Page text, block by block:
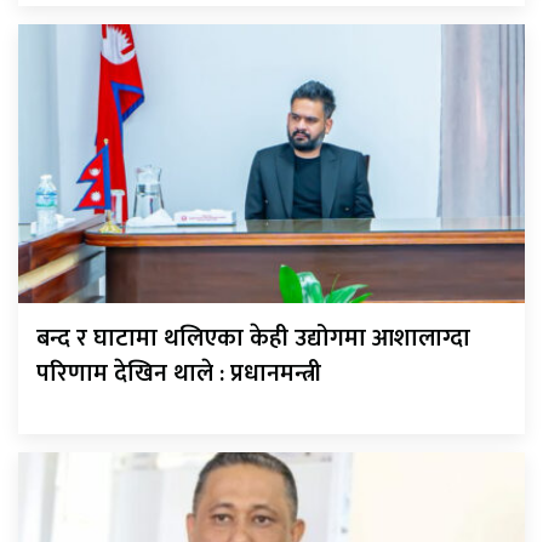
बन्द र घाटामा थलिएका केही उद्योगमा आशालाग्दा
परिणाम देखिन थाले : प्रधानमन्त्री